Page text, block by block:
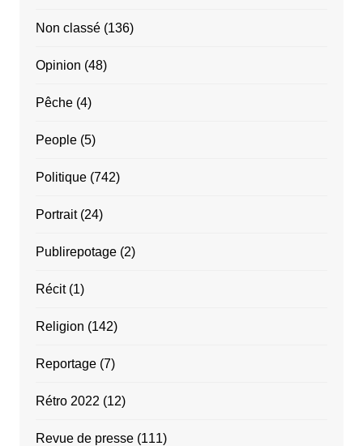
Non classé(136)
Opinion (48)
Pêche(4)
People(5)
Politique(742)
Portrait(24)
Publirepotage(2)
Récit(1)
Religion (142)
Reportage(7)
Rétro 2022 (12)
Revue de presse(111)